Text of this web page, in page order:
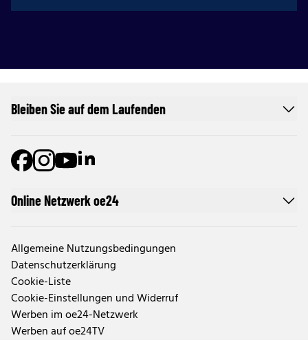
Online Netzwerk oe24
Allgemeine Nutzungsbedingungen
Datenschutzerklärung
Cookie-Liste
Cookie-Einstellungen und Widerruf
Werben im oe24-Netzwerk
Werben auf oe24TV
Bleiben Sie auf dem Laufenden